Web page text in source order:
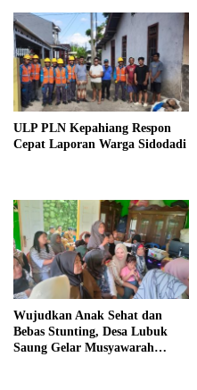
ULP PLN Kepahiang Respon
Cepat Laporan Warga Sidodadi
Wujudkan Anak Sehat dan
Bebas Stunting, Desa Lubuk
Saung Gelar Musyawarah